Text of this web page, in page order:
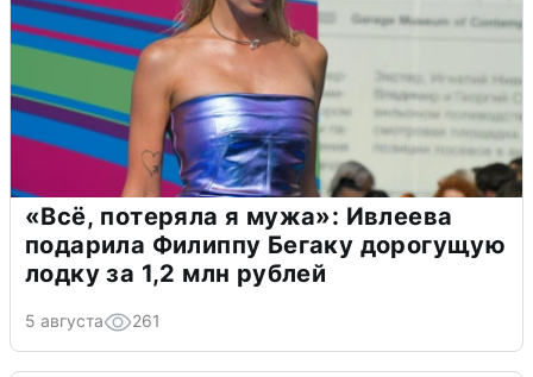
«Всё, потеряла я мужа»: Ивлеева
подарила Филиппу Бегаку дорогущую
лодку за 1,2 млн рублей
5 августа 261